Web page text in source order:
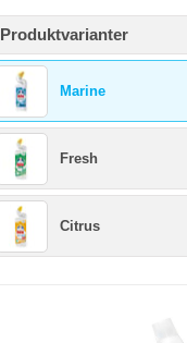
Produktvarianter
Marine
Fresh
Citrus